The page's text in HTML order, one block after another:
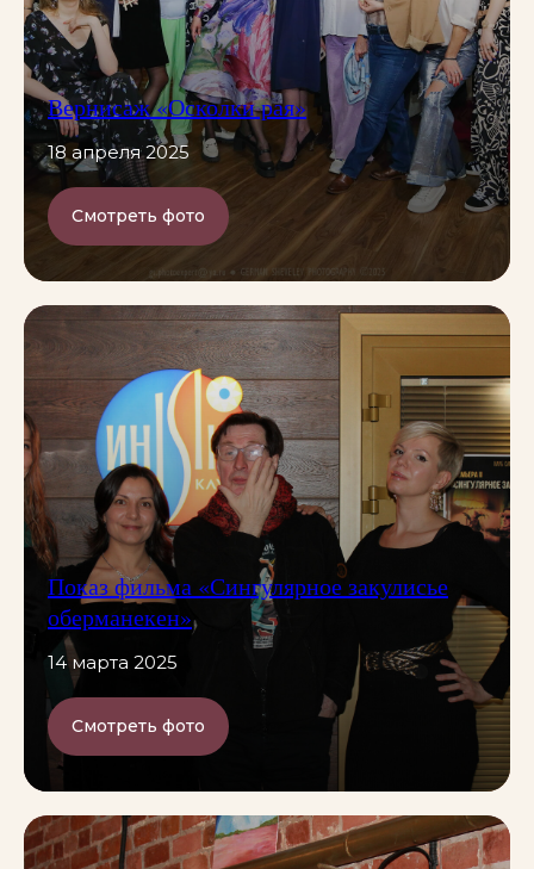
Вернисаж «Осколки рая»
18 апреля 2025
Смотреть фото
Показ фильма «Сингулярное закулисье
оберманекен»
14 марта 2025
Смотреть фото